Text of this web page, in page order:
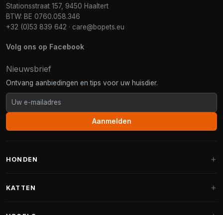
Stationsstraat 157, 9450 Haaltert
BTW: BE 0760.058.346
+32 (0)53 839 642 · care@bopets.eu
Volg ons op Facebook
Nieuwsbrief
Ontvang aanbiedingen en tips voor uw huisdier.
Aanmelden
HONDEN
KATTEN